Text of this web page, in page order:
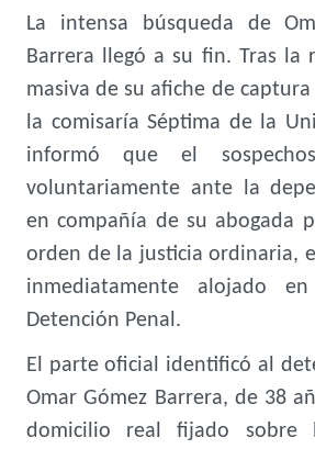
La intensa búsqueda de
Barrera llegó a su fin. Tras la
masiva de su afiche de
la comisaría Séptima de la
informó que el
voluntariamente ante la
en compañía de su abogada
orden de la justicia ordinaria,
inmediatamente alojado
Detención Penal.
El parte oficial identificó al
Omar Gómez Barrera, de 38
domicilio real fijado sobre